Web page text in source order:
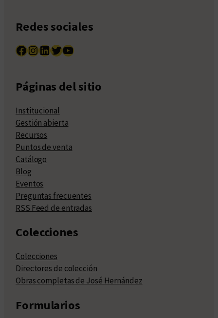
Redes sociales
Facebook InstagramLinkedIn Twitter YouTube
Páginas del sitio
Institucional
Gestión abierta
Recursos
Puntos de venta
Catálogo
Blog
Eventos
Preguntas frecuentes
RSS Feed de entradas
Colecciones
Colecciones
Directores de colección
Obras completas de José Hernández
Formularios